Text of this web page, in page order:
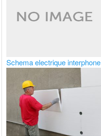
Schema electrique interphone